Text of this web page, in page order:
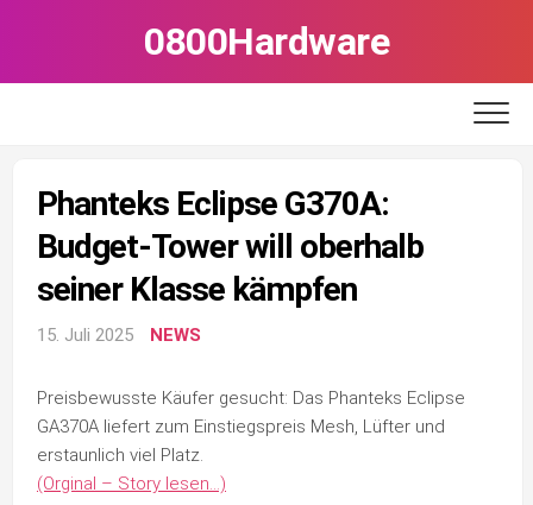
0800Hardware
Phanteks Eclipse G370A:
Budget-Tower will oberhalb
seiner Klasse kämpfen
15. Juli 2025 NEWS
Preisbewusste Käufer gesucht: Das Phanteks Eclipse
GA370A liefert zum Einstiegspreis Mesh, Lüfter und
erstaunlich viel Platz.
(Orginal – Story lesen…)